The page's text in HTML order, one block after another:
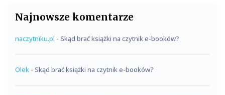
Najnowsze komentarze
naczytniku.pl - Skąd brać książki na czytnik e-booków?
Olek - Skąd brać książki na czytnik e-booków?